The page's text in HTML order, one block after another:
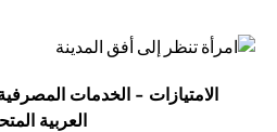
الامتيازات - الخدمات
العربية